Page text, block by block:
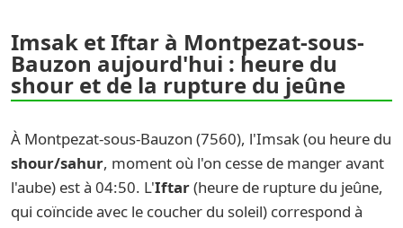
Imsak et Iftar à Montpezat-sous-
Bauzon aujourd'hui : heure du
shour et de la rupture du jeûne
À Montpezat-sous-Bauzon (7560), l'Imsak (ou heure du
shour/sahur, moment où l'on cesse de manger avant
l'aube) est à 04:50. L'Iftar(heure de rupture du jeûne,
qui coïncide avec le coucher du soleil) correspond à